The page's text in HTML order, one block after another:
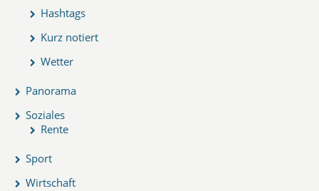
Hashtags
Kurz notiert
Wetter
Panorama
Soziales
Rente
Sport
Wirtschaft